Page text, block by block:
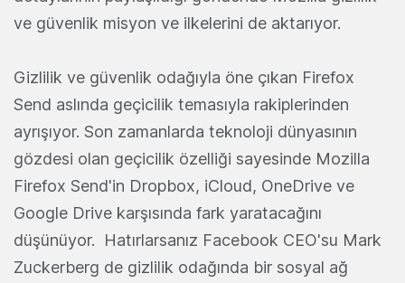
ve güvenlik misyon ve ilkelerini de aktarıyor.
Gizlilik ve güvenlik odağıyla öne çıkan Firefox
Send aslında geçicilik temasıyla rakiplerinden
ayrışıyor. Son zamanlarda teknoloji dünyasının
gözdesi olan geçicilik özelliği sayesinde Mozilla
Firefox Send'in Dropbox, iCloud, OneDrive ve
Google Drive karşısında fark yaratacağını
düşünüyor. Hatırlarsanız Facebook CEO'su Mark
Zuckerberg de gizlilik odağında bir sosyal ağ